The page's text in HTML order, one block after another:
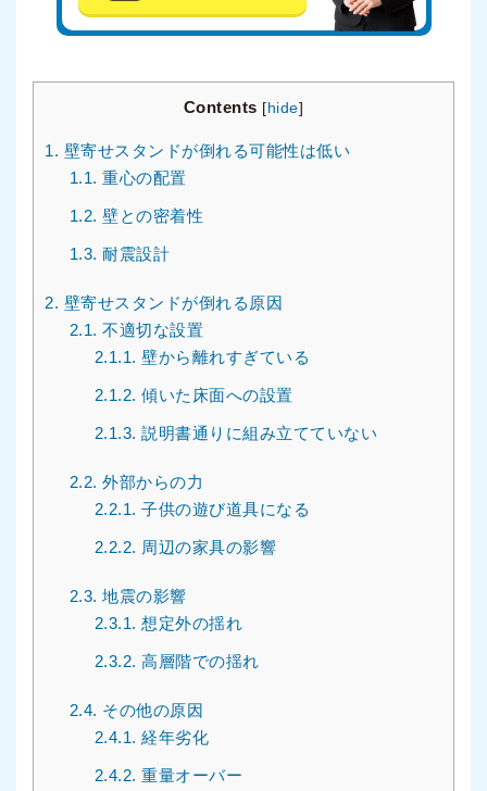
Contents [hide]
1. 壁寄せスタンドが倒れる可能性は低い
1.1. 重心の配置
1.2. 壁との密着性
1.3. 耐震設計
2. 壁寄せスタンドが倒れる原因
2.1. 不適切な設置
2.1.1. 壁から離れすぎている
2.1.2. 傾いた床面への設置
2.1.3. 説明書通りに組み立てていない
2.2. 外部からの力
2.2.1. 子供の遊び道具になる
2.2.2. 周辺の家具の影響
2.3. 地震の影響
2.3.1. 想定外の揺れ
2.3.2. 高層階での揺れ
2.4. その他の原因
2.4.1. 経年劣化
2.4.2. 重量オーバー